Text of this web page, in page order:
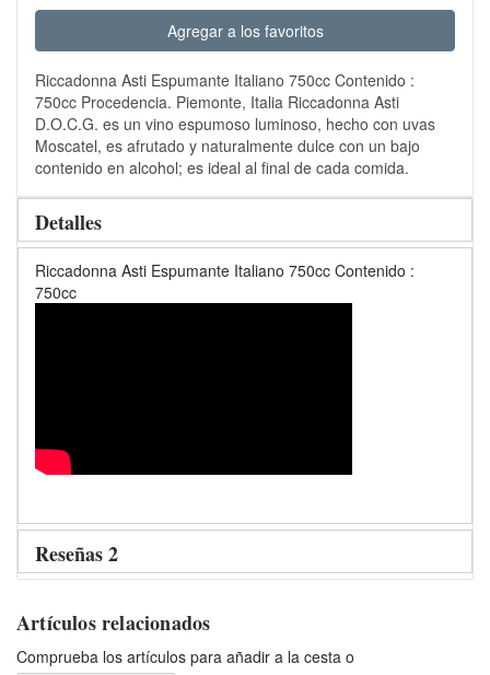
Agregar a los favoritos
Riccadonna Asti Espumante Italiano 750cc Contenido :
750cc Procedencia. Piemonte, Italia Riccadonna Asti
D.O.C.G. es un vino espumoso luminoso, hecho con uvas
Moscatel, es afrutado y naturalmente dulce con un bajo
contenido en alcohol; es ideal al final de cada comida.
Detalles
Riccadonna Asti Espumante Italiano 750cc Contenido :
750cc
Reseñas2
Artículos relacionados
Comprueba los artículos para añadir a la cesta o